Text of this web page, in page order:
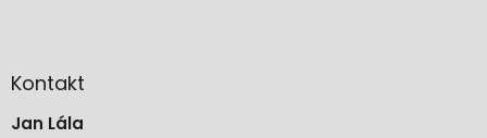
l
aKontakt
Jan Lála